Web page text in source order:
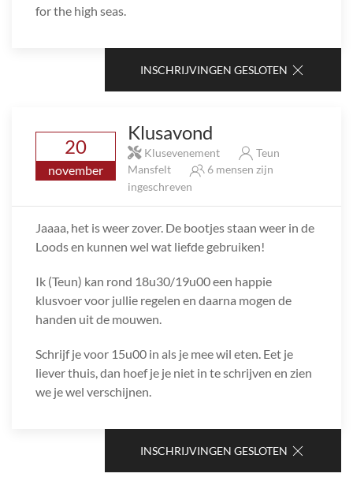
for the high seas.
INSCHRIJVINGEN GESLOTEN
20
november
Klusavond
Klusevenement
Teun
Mansfelt
6 mensen zijn
ingeschreven
Jaaaa, het is weer zover. De bootjes staan weer in de
Loods en kunnen wel wat liefde gebruiken!
Ik (Teun) kan rond 18u30/19u00 een happie
klusvoer voor jullie regelen en daarna mogen de
handen uit de mouwen.
Schrijf je voor 15u00 in als je mee wil eten. Eet je
liever thuis, dan hoef je je niet in te schrijven en zien
we je wel verschijnen.
INSCHRIJVINGEN GESLOTEN